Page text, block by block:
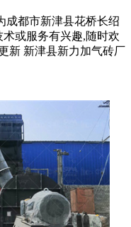
成都市新津县花桥长绍
或服务有兴趣,随时欢
新 新津县新力加气砖厂